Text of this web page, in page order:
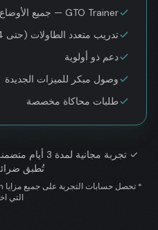
GTO Trainer — جميع الأوضاع
تدريب متعدد الطاولات (حتى 4)
دعم ذو أولوية
وصول مبكر للميزات الجديدة
طلبات محاكاة مخصصة
تجربة مجانية لمدة 3 أيام متضمنة
تُطبق ضرائب
التي